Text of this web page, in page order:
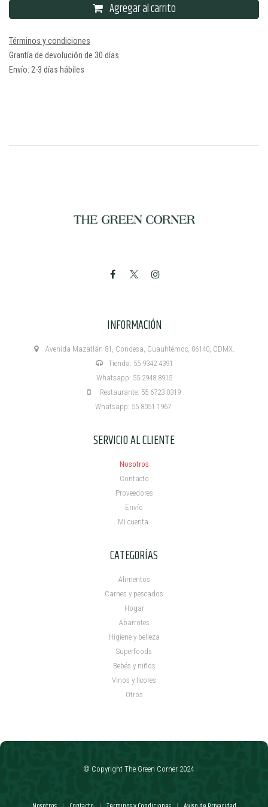
Agregar al carrito
Términos y condiciones
Grantía de devolución de 30 días
Envío: 2-3 días hábiles
INFORMACIÓN
Avenida Mazatlán 81, Condesa, Cuauhtémoc, 06140, CDMX.
Tienda: 55 9342 4391
Whatsapp: 55 2948 8915
Restaurante: 55 6723 0319
Whatsapp: 55 8051 1967
SERVICIO AL CLIENTE
Nosotros
Contacto
Proveedores
Envío
Mi cuenta ​
CATEGORÍAS
Alimentos
Carnes y pescados
Hogar
Abarrotes
Higiene y belleza
Superfoods
Bebés y niños
Vinos y licores
Otros
© Copyright The Green Corner 2024